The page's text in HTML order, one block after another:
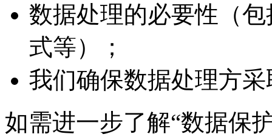
数据处理的必要性（
式等）；
我们确保数据处理方
如需进一步了解“数据保